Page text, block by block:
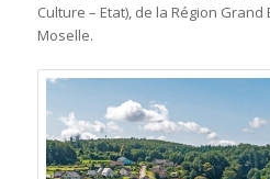
Culture – Etat), de la Région
Moselle.